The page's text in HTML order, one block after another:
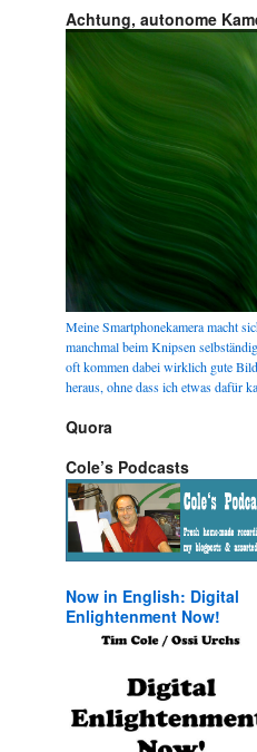
Achtung, autonome
Meine Smartphonekamera macht
manchmal beim Knipsen
oft kommen dabei wirklich gute
heraus, ohne dass ich etwas dafür
Quora
Cole’s Podcasts
Now in English: Digital
Enlightenment Now!